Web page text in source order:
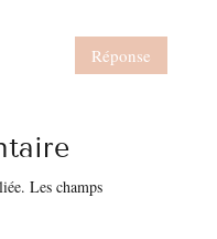
Réponse
Les champs